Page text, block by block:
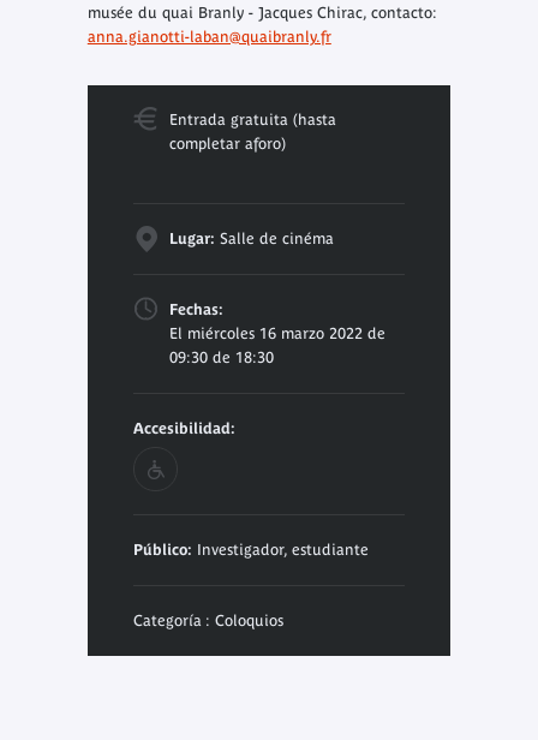
musée du quai Branly - Jacques Chirac, contacto:
anna.gianotti-laban@quaibranly.fr
Entrada gratuita (hasta
completar aforo)
Lugar: Salle de cinéma
Fechas:
El miércoles 16 marzo 2022 de
09:30 de 18:30
Accesibilidad:
Público: Investigador, estudiante
Categoría : Coloquios